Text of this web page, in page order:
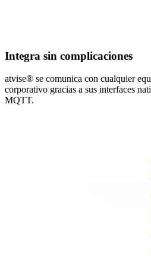
Integra sin complicaciones
atvise® se comunica con cualquier
corporativo gracias a sus interfaces
MQTT.